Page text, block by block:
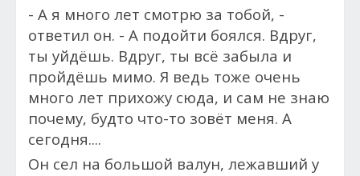
- А я много лет смотрю за тобой, -
ответил он. - А подойти боялся. Вдруг,
ты уйдёшь. Вдруг, ты всё забыла и
пройдёшь мимо. Я ведь тоже очень
много лет прихожу сюда, и сам не знаю
почему, будто что-то зовёт меня. А
сегодня....
Он сел на большой валун, лежавший у